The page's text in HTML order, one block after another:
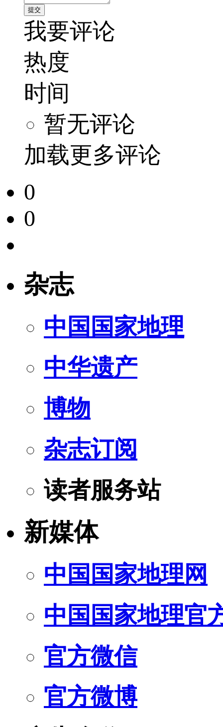
我要评论
热度
时间
暂无评论
加载更多评论
0
0
杂志
中国国家地理
中华遗产
博物
杂志订阅
读者服务站
新媒体
中国国家地理网
中国国家地理官
官方微信
官方微博